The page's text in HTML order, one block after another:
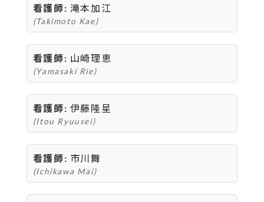
看護師: 滝本加江
(Takimoto Kae)
看護師: 山崎理恵
(Yamasaki Rie)
看護師: 伊藤隆星
(Itou Ryuusei)
看護師: 市川舞
(Ichikawa Mai)